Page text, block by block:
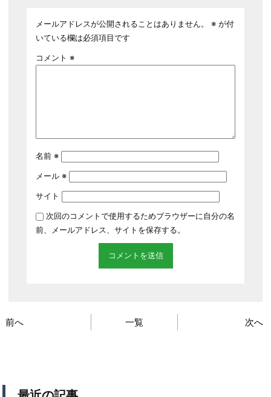
メールアドレスが公開されることはありません。 ※が付
いている欄は必須項目です
コメント ※
名前 ※
メール ※
サイト
次回のコメントで使用するためブラウザーに自分の名
前、メールアドレス、サイトを保存する。
前へ 一覧 次へ